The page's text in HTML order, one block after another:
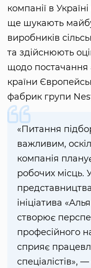
компанії в
ще шукають
виробників
та здійснюють
щодо постачання
країни
фабрик групи
«Питання
важливим,
компанія
робочих місць.
ініціатива
створює
професійного
сприяє
спеціалістів»,